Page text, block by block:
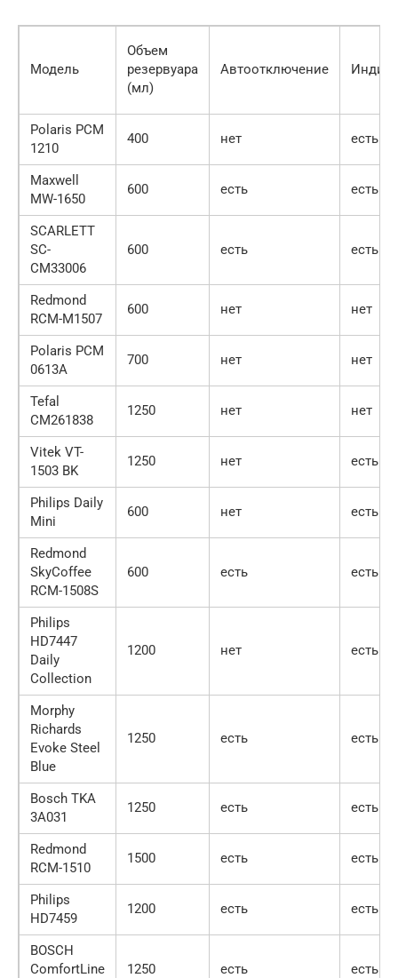
Модель
Объем
резервуара
(мл)
Автоотключение
Polaris PCM
1210
400 нет есть
Maxwell
MW-1650
600 есть есть
SCARLETT
SC-
CM33006
600 есть есть
Redmond
RCM-M1507
600 нет нет
Polaris PCM
0613A
700 нет нет
Tefal
CM261838
1250 нет нет
Vitek VT-
1503 BK
1250 нет есть
Philips Daily
Mini
600 нет есть
Redmond
SkyCoffee
RCM-1508S
600 есть есть
Philips
HD7447
Daily
Collection
1200 нет есть
Morphy
Richards
Evoke Steel
Blue
1250 есть есть
Bosch TKA
3A031
1250 есть есть
Redmond
RCM-1510
1500 есть есть
Philips
HD7459
1200 есть есть
BOSCH
ComfortLine
1250 есть есть